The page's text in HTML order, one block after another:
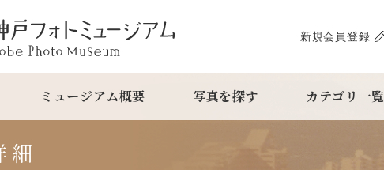
新規会員登録
ミュージアム概要 写真を探す カテゴリ一覧
細